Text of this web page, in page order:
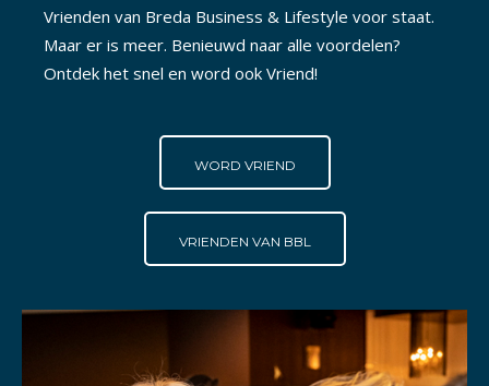
Vrienden van Breda Business & Lifestyle voor staat.
Maar er is meer. Benieuwd naar alle voordelen?
Ontdek het snel en word ook Vriend!
WORD VRIEND
VRIENDEN VAN BBL